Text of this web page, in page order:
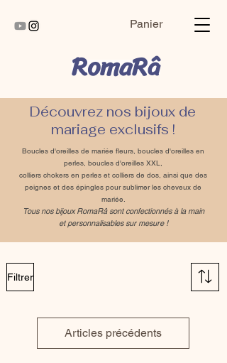
Panier
RomaRâ
Découvrez nos bijoux de
mariage exclusifs !
Boucles d'oreilles de mariée fleurs, boucles d'oreilles en
perles, boucles d'oreilles XXL,
colliers chokers en perles et colliers de dos, ainsi que des
peignes et des épingles pour sublimer les cheveux de
mariée.
Tous nos bijoux RomaRâ sont confectionnés à la main
et personnalisables sur mesure !
Filtrer
Articles précédents